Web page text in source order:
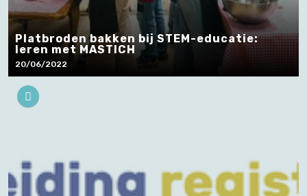
Platbroden bakken bij STEM-educatie:
leren met MASTICH
20/06/2022